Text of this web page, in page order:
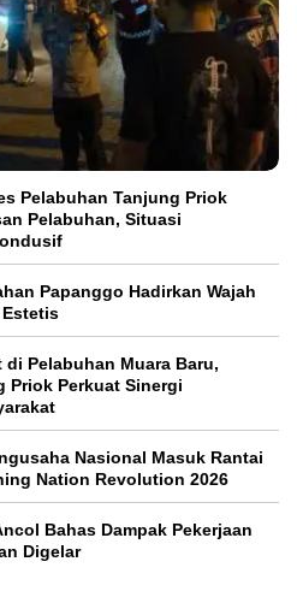
Pelabuhan Tanjung Priok
Pelabuhan, Situasi
Papanggo Hadirkan Wajah
Pelabuhan Muara Baru,
Priok Perkuat Sinergi
Nasional Masuk Rantai
Nation Revolution 2026
Bahas Dampak Pekerjaan
Digelar